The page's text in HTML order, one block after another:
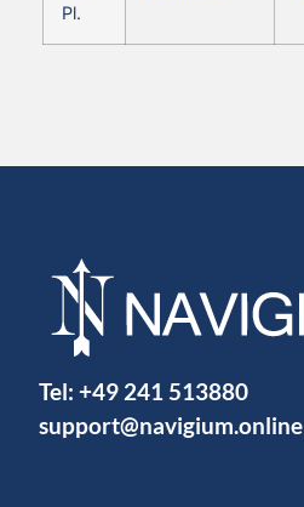
Pl.
Tel: +49 241 513880
support@navigium.online